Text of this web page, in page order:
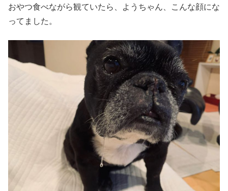
おやつ食べながら観ていたら、ようちゃん、こんな顔にな
ってました。